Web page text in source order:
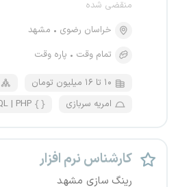
منقضی شده
خراسان رضوی
مشهد
تمام وقت
پاره وقت
۱۰ تا ۱۶ میلیون تومان
امریه سربازی
| PHP
کارشناس نرم افزار
رینگ سازی مشهد